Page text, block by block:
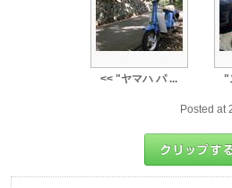
<< "ヤマハ パ ... "
Posted at